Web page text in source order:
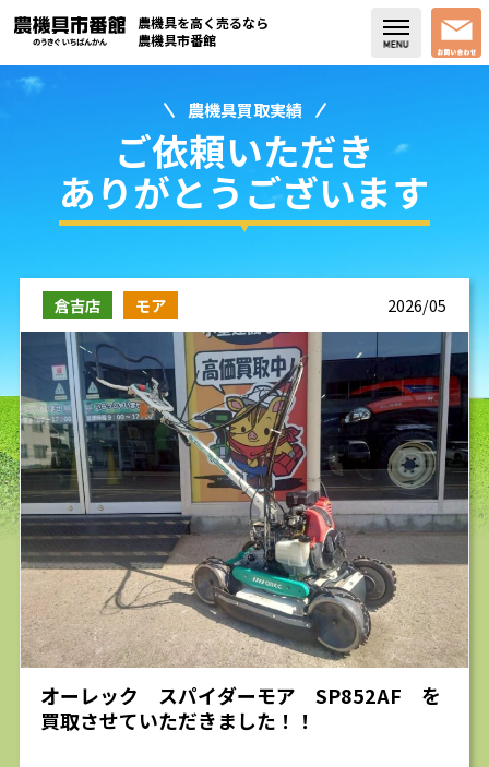
買取実績
コラム・スタッフブログ
取り扱い商品
販売中の農機具
よく頂く質問
お問い合わせ
求人
農機具を高く売るなら
農機具市番館
農機具買取実績
ご依頼いただき
ありがとうございます
倉吉店 モア 2026/05
オーレック スパイダーモア SP852AF を
買取させていただきました！！